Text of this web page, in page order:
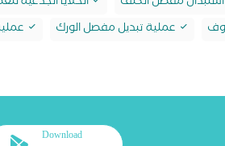
عملية تبديل مفصل الورك
Download